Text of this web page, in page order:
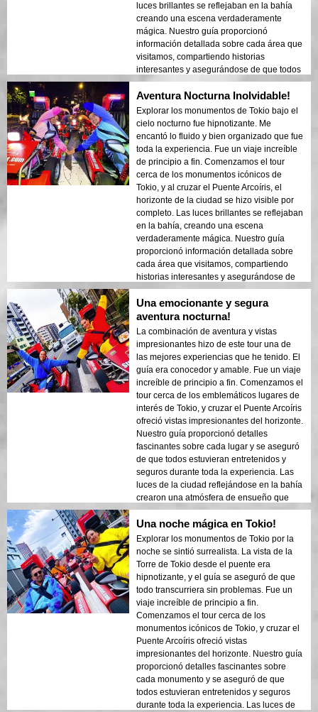
luces brillantes se reflejaban en la bahía
creando una escena verdaderamente
mágica. Nuestro guía proporcionó
información detallada sobre cada área que
visitamos, compartiendo historias
interesantes y asegurándose de que todos
se sintieran seguros y cómodos. La
atmósfera de noche era tranquila pero
emocionante, y me sorprendió el contraste
entre los modernos rascacielos y la
arquitectura histórica. Este tour es una
combinación perfecta de aventura y
educación, ofreciendo a los viajeros una
mirada única a la belleza de Tokio después
del anochecer.
Aventura Nocturna Inolvidable!
Explorar los monumentos de Tokio bajo el
cielo nocturno fue hipnotizante. Me
encantó lo fluido y bien organizado que fue
toda la experiencia. Fue un viaje increíble
de principio a fin. Comenzamos el tour
cerca de los monumentos icónicos de
Tokio, y al cruzar el Puente Arcoíris, el
horizonte de la ciudad se hizo visible por
completo. Las luces brillantes se reflejaban
en la bahía, creando una escena
verdaderamente mágica. Nuestro guía
proporcionó información detallada sobre
cada área que visitamos, compartiendo
historias interesantes y asegurándose de
que todos se sintieran seguros y cómodos.
La atmósfera por la noche era tranquila
pero emocionante, y me sorprendió el
contraste entre los modernos rascacielos y
la arquitectura histórica. Este tour es una
combinación perfecta de aventura y
educación, ofreciendo a los viajeros una
mirada única a la belleza de Tokio después
del anochecer.
Una emocionante y segura
aventura nocturna!
La combinación de aventura y vistas
impresionantes hizo de este tour una de
las mejores experiencias que he tenido. El
guía era conocedor y amable. Fue un viaje
increíble de principio a fin. Comenzamos el
tour cerca de los emblemáticos lugares de
interés de Tokio, y cruzar el Puente Arcoíris
ofreció vistas impresionantes del horizonte.
Nuestro guía proporcionó detalles
fascinantes sobre cada lugar y se aseguró
de que todos estuvieran entretenidos y
seguros durante toda la experiencia. Las
luces de la ciudad reflejándose en la bahía
crearon una atmósfera de ensueño que
dejó una impresión duradera. Este tour es
ideal para visitantes primerizos que
desean una mezcla de aventura y turismo.
El contraste entre las estructuras modernas
de Tokio y las áreas históricas se mostró
bellamente en las luces de la noche.
¡Recomendaría este tour a cualquiera!
Una noche mágica en Tokio!
Explorar los monumentos de Tokio por la
noche se sintió surrealista. La vista de la
Torre de Tokio desde el puente era
hipnotizante, y el guía se aseguró de que
todo transcurriera sin problemas. Fue un
viaje increíble de principio a fin.
Comenzamos el tour cerca de los
monumentos icónicos de Tokio, y cruzar el
Puente Arcoíris ofreció vistas
impresionantes del horizonte. Nuestro guía
proporcionó detalles fascinantes sobre
cada monumento y se aseguró de que
todos estuvieran entretenidos y seguros
durante toda la experiencia. Las luces de